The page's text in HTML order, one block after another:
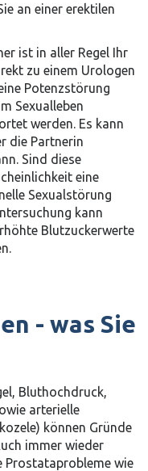
an einer erektilen
ist in aller Regel Ihr
zu einem Urologen
Potenzstörung
Sexualleben
werden. Es kann
die Partnerin
Sind diese
eine
Sexualstörung
kann
Blutzuckerwerte
- was Sie
Bluthochdruck,
arterielle
können Gründe
immer wieder
wie